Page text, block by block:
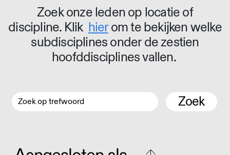
Zoek onze leden op locatie of
discipline. Klik hierom te bekijken welke
subdisciplines onder de zestien
hoofddisciplines vallen.
Zoek